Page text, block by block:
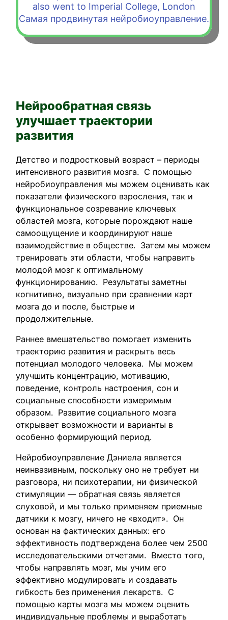
Самая продвинутая нейробиоуправление.
Нейрообратная связь
улучшает траектории
развития
Детство и подростковый возраст – периоды
интенсивного развития мозга. С помощью
нейробиоуправления мы можем оценивать как
показатели физического взросления, так и
функциональное созревание ключевых
областей мозга, которые порождают наше
самоощущение и координируют наше
взаимодействие в обществе. Затем мы можем
тренировать эти области, чтобы направить
молодой мозг к оптимальному
функционированию. Результаты заметны
когнитивно, визуально при сравнении карт
мозга до и после, быстрые и
продолжительные.
Раннее вмешательство помогает изменить
траекторию развития и раскрыть весь
потенциал молодого человека. Мы можем
улучшить концентрацию, мотивацию,
поведение, контроль настроения, сон и
социальные способности измеримым
образом. Развитие социального мозга
открывает возможности и варианты в
особенно формирующий период.
Нейробиоуправление Дэниела является
неинвазивным, поскольку оно не требует ни
разговора, ни психотерапии, ни физической
стимуляции — обратная связь является
слуховой, и мы только применяем приемные
датчики к мозгу, ничего не «входит». Он
основан на фактических данных: его
эффективность подтверждена более чем 2500
исследовательскими отчетами. Вместо того,
чтобы направлять мозг, мы учим его
эффективно модулировать и создавать
гибкость без применения лекарств. С
помощью карты мозга мы можем оценить
индивидуальные проблемы и выработать